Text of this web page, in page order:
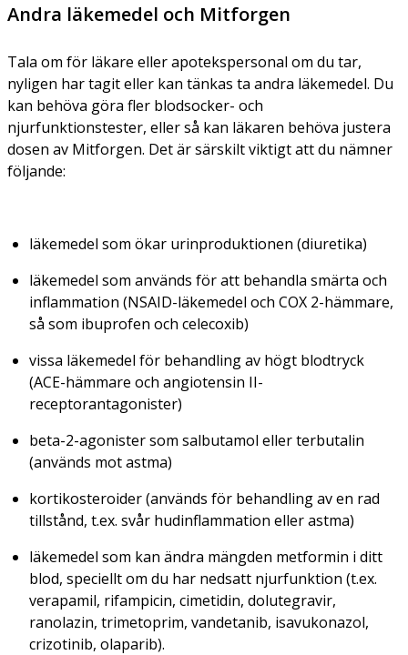
Andra läkemedel och Mitforgen
Tala om för läkare eller apotekspersonal om du tar,
nyligen har tagit eller kan tänkas ta andra läkemedel. Du
kan behöva göra fler blodsocker- och
njurfunktionstester, eller så kan läkaren behöva justera
dosen av Mitforgen. Det är särskilt viktigt att du nämner
följande:
läkemedel som ökar urinproduktionen (diuretika)
läkemedel som används för att behandla smärta och
inflammation (NSAID-läkemedel och COX 2-hämmare,
så som ibuprofen och celecoxib)
vissa läkemedel för behandling av högt blodtryck
(ACE-hämmare och angiotensin II-
receptorantagonister)
beta-2-agonister som salbutamol eller terbutalin
(används mot astma)
kortikosteroider (används för behandling av en rad
tillstånd, t.ex. svår hudinflammation eller astma)
läkemedel som kan ändra mängden metformin i ditt
blod, speciellt om du har nedsatt njurfunktion (t.ex.
verapamil, rifampicin, cimetidin, dolutegravir,
ranolazin, trimetoprim, vandetanib, isavukonazol,
crizotinib, olaparib).